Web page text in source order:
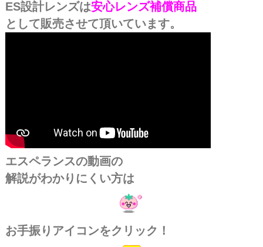
ES設計レンズは安心レンズ補償商品
として販売させて頂いています。
エスペランスの動画の
解説がわかりにくい方は
お手振りアイコンをクリック！